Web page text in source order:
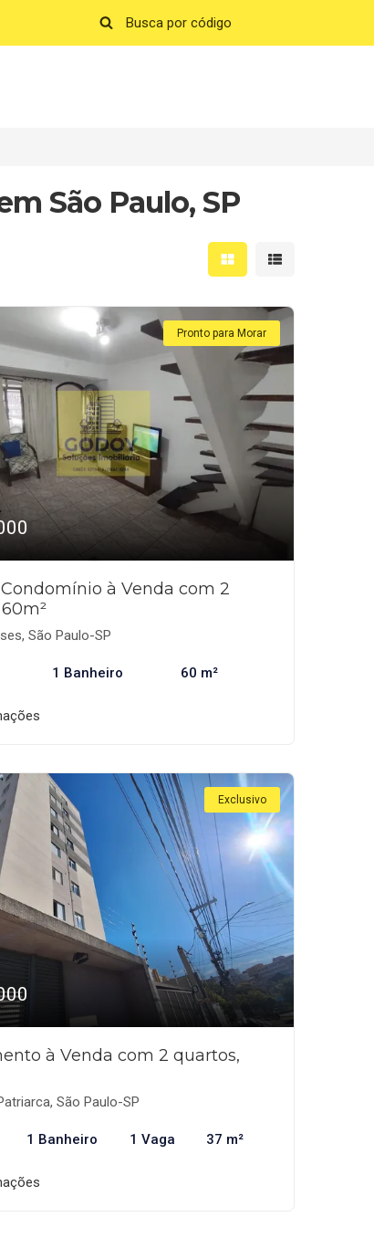
São Paulo, SP
Mostrar resultados em
Mostrar
Pronto para Morar
à Venda com 2
São Paulo-SP
1 Banheiro 60 m²
Exclusivo
à Venda com 2 quartos,
São Paulo-SP
1 Banheiro 1 Vaga 37 m²